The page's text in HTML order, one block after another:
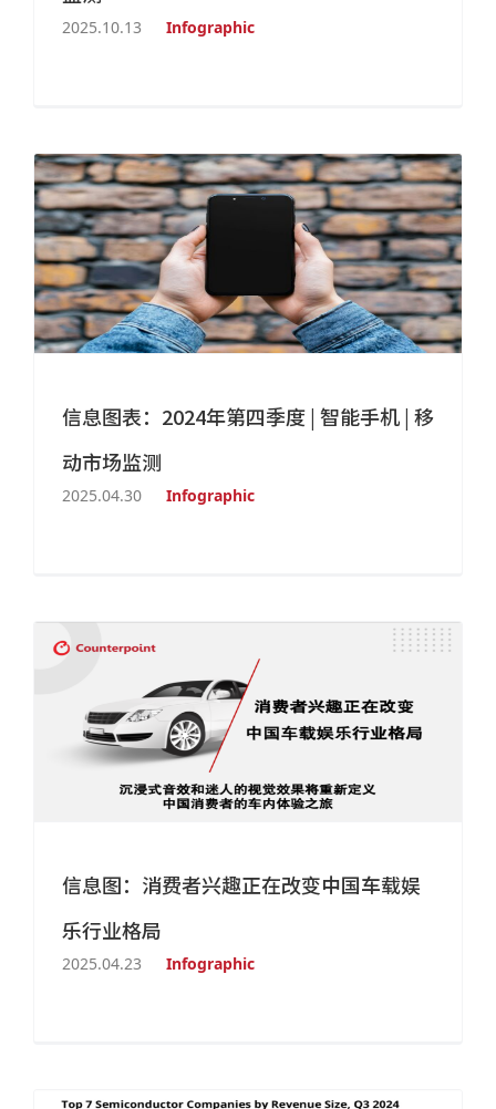
2025.10.13 Infographic
信息图表：2024年第四季度 | 智能手机 | 移
动市场监测
2025.04.30 Infographic
信息图：消费者兴趣正在改变中国车载娱
乐行业格局
2025.04.23 Infographic